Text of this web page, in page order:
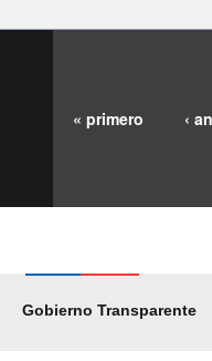
« primero ‹
Gobierno Transparente